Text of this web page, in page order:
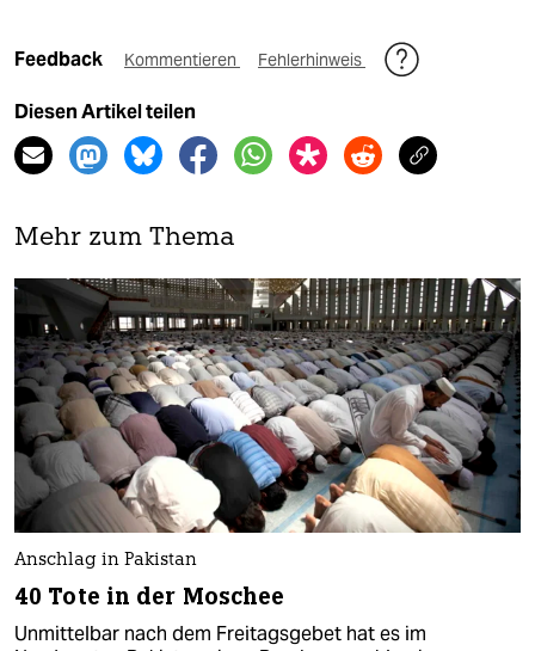
Feedback Kommentieren Fehlerhinweis
Diesen Artikel teilen
Mehr zum Thema
Anschlag in Pakistan
40 Tote in der Moschee
Unmittelbar nach dem Freitagsgebet hat es im